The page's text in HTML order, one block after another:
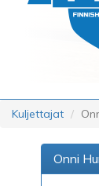
Kuljettajat
Onni